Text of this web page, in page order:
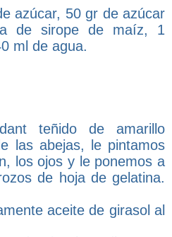
azúcar, 50 gr de azúcar
de sirope de maíz, 1
ml de agua.
teñido de amarillo
las abejas, le pintamos
los ojos y le ponemos a
de hoja de gelatina.
aceite de girasol al